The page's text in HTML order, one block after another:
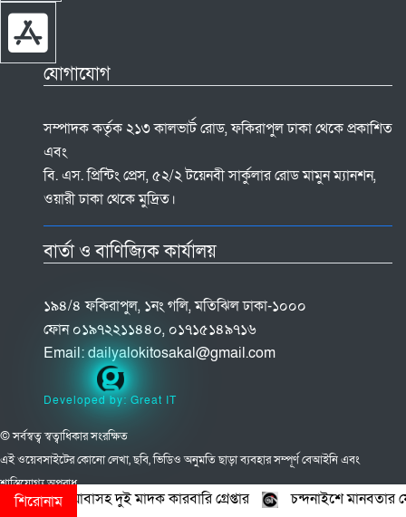
শিরোনাম
দুই মাদক কারবারি গ্রেপ্তার চন্দনাইশে মানবতার ফেরিওয়ালা
যোগাযোগ
সম্পাদক কর্তৃক ২১৩ কালভার্ট রোড, ফকিরাপুল ঢাকা থেকে প্রকাশিত
এবং
বি. এস. প্রিন্টিং প্রেস, ৫২/২ টয়েনবী সার্কুলার রোড মামুন ম্যানশন,
ওয়ারী ঢাকা থেকে মুদ্রিত।
বার্তা ও বাণিজ্যিক কার্যালয়
১৯৪/৪ ফকিরাপুল, ১নং গলি, মতিঝিল ঢাকা-১০০০
ফোন ০১৯৭২২১১৪৪০, ০১৭১৫১৪৯৭১৬
Email:dailyalokitosakal@gmail.com
Developed by: Great IT
© সর্বস্বত্ব স্বত্বাধিকার সংরক্ষিত
এই ওয়েবসাইটের কোনো লেখা, ছবি, ভিডিও অনুমতি ছাড়া ব্যবহার সম্পূর্ণ বেআইনি এবং
শাস্তিযোগ্য অপরাধ